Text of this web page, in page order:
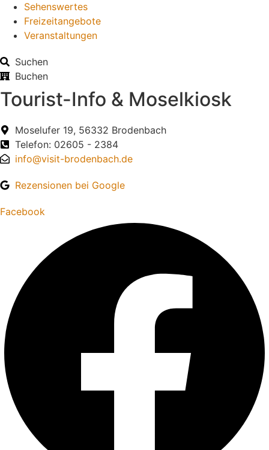
Sehenswertes
Freizeitangebote
Veranstaltungen
Suchen
Buchen
Tourist-Info & Moselkiosk
Moselufer 19, 56332 Brodenbach
Telefon: 02605 - 2384
info@visit-brodenbach.de
Rezensionen bei Google
Facebook